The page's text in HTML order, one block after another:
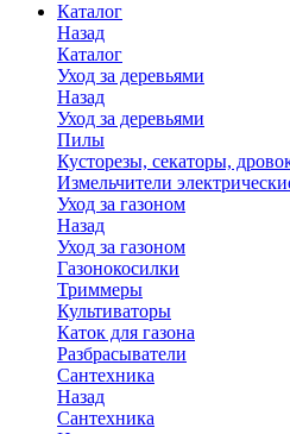
Каталог
Назад
Каталог
Уход за деревьями
Назад
Уход за деревьями
Пилы
Кусторезы, секаторы,
Измельчители
Уход за газоном
Назад
Уход за газоном
Газонокосилки
Триммеры
Культиваторы
Каток для газона
Разбрасыватели
Сантехника
Назад
Сантехника